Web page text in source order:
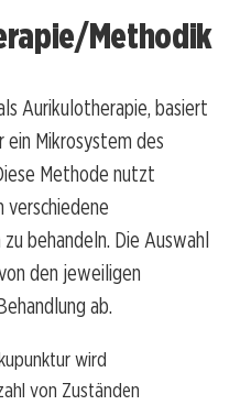
Methodik
Aurikulotherapie, basiert
ein Mikrosystem des
Methode nutzt
verschiedene
behandeln. Die Auswahl
den jeweiligen
ab.
wird
von Zuständen